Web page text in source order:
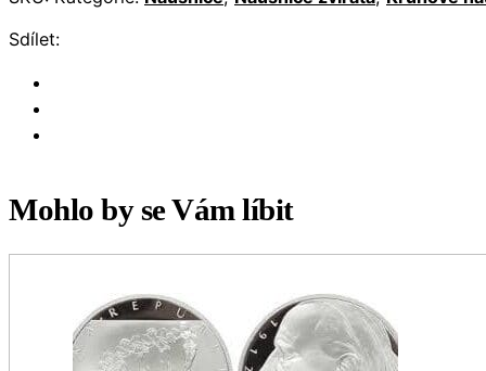
Sdílet:
Mohlo by se Vám líbit